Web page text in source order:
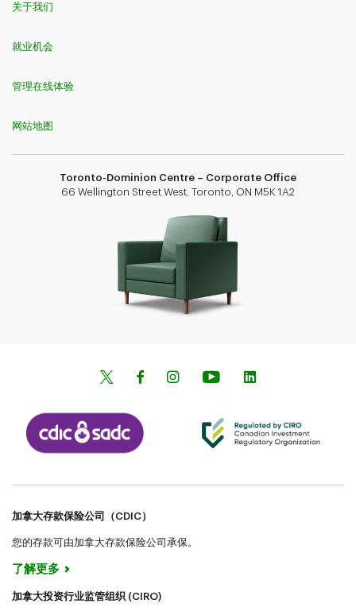
关于我们
就业机会
管理在线体验
网站地图
Toronto-Dominion Centre – Corporate Office
66 Wellington Street West, Toronto, ON M5K 1A2
加拿大存款保险公司（CDIC）
您的存款可由加拿大存款保险公司承保。
了解更多
加拿大投资行业监管组织 (CIRO)